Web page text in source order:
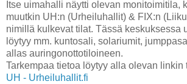
Itse uimahalli näytti olevan monitoimitila,
muutkin UH:n (Urheiluhallit) & FIX:n
nimillä kulkevat tilat. Tässä keskuksessa
löytyy mm. kuntosali, solariumit,
allas auringonottotiloineen.
Tarkempaa tietoa löytyy alla olevan linkin
UH - Urheiluhallit.fi